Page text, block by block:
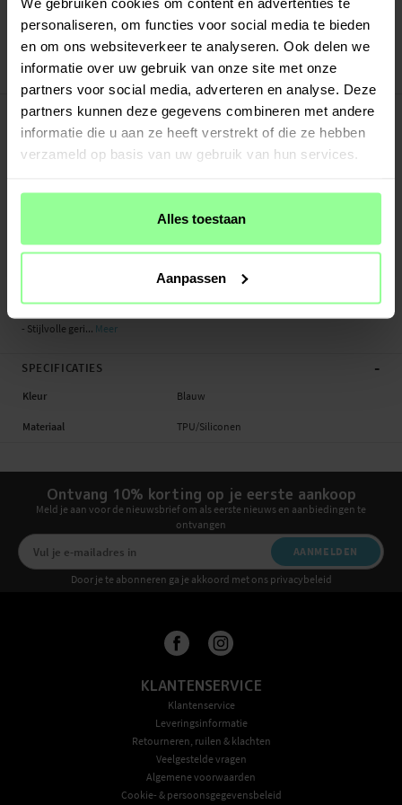
personaliseren, om functies voor social media te bieden
en om ons websiteverkeer te analyseren. Ook delen we
informatie over uw gebruik van onze site met onze
partners voor social media, adverteren en analyse. Deze
partners kunnen deze gegevens combineren met andere
informatie die u aan ze heeft verstrekt of die ze hebben
verzameld op basis van uw gebruik van hun services.
Alles toestaan
Aanpassen
Veilig betalen met Klarna of Paypal
30 dagen retourrecht
Art number:49846
PRODUCTBESCHRIJVING
Flexibel siliconen bandje voor Coros Apex 2 Pro. Deze armband is gemaakt van
duurzaam, slijtvast siliconen zodat het lang mee gaat. De geribbelde structuur
dag en nacht kunt dragen.
van de magneetsluiting, hierdoor past hij altijd perfect om je pols. Dit
je hem makkelijk en snel kunt omwisselen met je huidige bandje.
- Stijlvolle geri... Meer
SPECIFICATIES -
Kleur Blauw
Materiaal TPU/Siliconen
Ontvang 10% korting op je eerste aankoop
Meld je aan voor de nieuwsbrief om als eerste nieuws en aanbiedingen te
ontvangen
AANMELDEN
Door je te abonneren ga je akkoord met ons privacybeleid
KLANTENSERVICE
Klantenservice
Leveringsinformatie
Retourneren, ruilen & klachten
Veelgestelde vragen
Algemene voorwaarden
Cookie- & persoonsgegevensbeleid